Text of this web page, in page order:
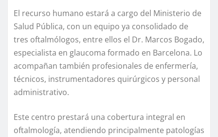
El recurso humano estará a cargo del Ministerio de
Salud Pública, con un equipo ya consolidado de
tres oftalmólogos, entre ellos el Dr. Marcos Bogado,
especialista en glaucoma formado en Barcelona. Lo
acompañan también profesionales de enfermería,
técnicos, instrumentadores quirúrgicos y personal
administrativo.
Este centro prestará una cobertura integral en
oftalmología, atendiendo principalmente patologías